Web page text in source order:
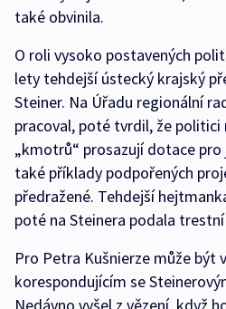
také obvinila.
O roli vysoko postavených
lety tehdejší ústecký krajský
Steiner. Na Úřadu regionální
pracoval, poté tvrdil, že politici
„kmotrů“ prosazují dotace
také příklady podpořených
předražené. Tehdejší
poté na Steinera podala
Pro Petra Kušnierze může být
korespondujícím se